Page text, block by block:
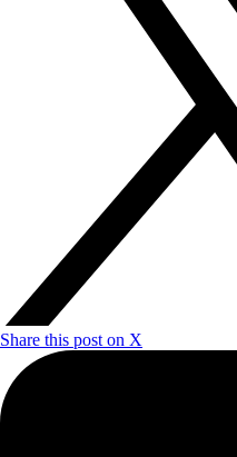
Share this post on X